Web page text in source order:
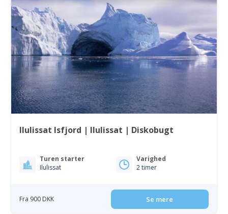
Ilulissat Isfjord | Ilulissat | Diskobugt
Turen starter
Ilulissat
Varighed
2 timer
Fra 900 DKK Se mere